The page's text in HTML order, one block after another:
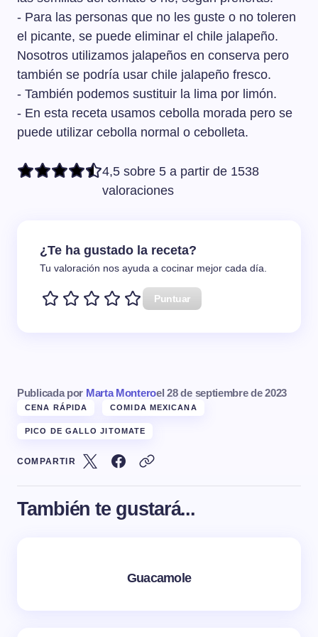
- Para las personas que no les guste o no toleren
el picante, se puede eliminar el chile jalapeño.
Nosotros utilizamos jalapeños en conserva pero
también se podría usar chile jalapeño fresco.
- También podemos sustituir la lima por limón.
- En esta receta usamos cebolla morada pero se
puede utilizar cebolla normal o cebolleta.
4,5 sobre 5 a partir de 1538
valoraciones
¿Te ha gustado la receta?
Tu valoración nos ayuda a cocinar mejor cada día.
Puntuar
Publicada por Marta Monteroel 28 de septiembre de 2023
CENA RÁPIDA COMIDA MEXICANA
PICO DE GALLO JITOMATE
COMPARTIR
También te gustará...
Guacamole